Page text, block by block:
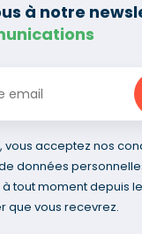
à notre
vous acceptez nos
données
tout moment depuis
que vous recevrez.